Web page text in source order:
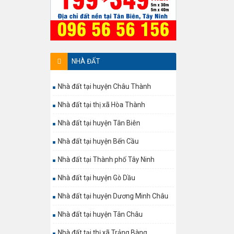
NHÀ ĐẤT
Nhà đất tại huyện Châu Thành
Nhà đất tại thị xã Hòa Thành
Nhà đất tại huyện Tân Biên
Nhà đất tại huyện Bến Cầu
Nhà đất tại Thành phố Tây Ninh
Nhà đất tại huyện Gò Dầu
Nhà đất tại huyện Dương Minh Châu
Nhà đất tại huyện Tân Châu